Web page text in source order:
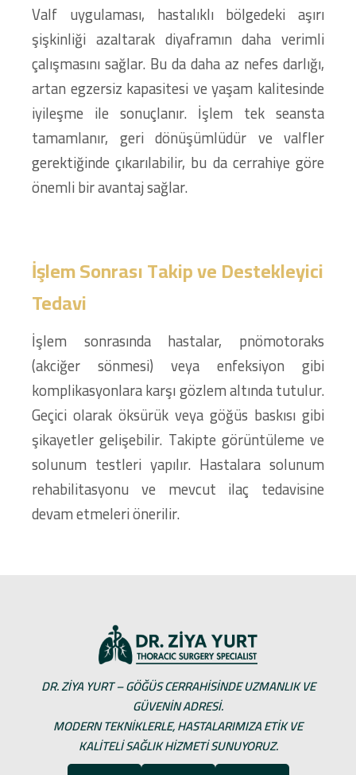
Valf uygulaması, hastalıklı bölgedeki aşırı
şişkinliği azaltarak diyaframın daha verimli
çalışmasını sağlar. Bu da daha az nefes darlığı,
artan egzersiz kapasitesi ve yaşam kalitesinde
iyileşme ile sonuçlanır. İşlem tek seansta
tamamlanır, geri dönüşümlüdür ve valfler
gerektiğinde çıkarılabilir, bu da cerrahiye göre
önemli bir avantaj sağlar.
İşlem Sonrası Takip ve Destekleyici
Tedavi
İşlem sonrasında hastalar, pnömotoraks
(akciğer sönmesi) veya enfeksiyon gibi
komplikasyonlara karşı gözlem altında tutulur.
Geçici olarak öksürük veya göğüs baskısı gibi
şikayetler gelişebilir. Takipte görüntüleme ve
solunum testleri yapılır. Hastalara solunum
rehabilitasyonu ve mevcut ilaç tedavisine
devam etmeleri önerilir.
DR. ZIYA YURT – GÖĞÜS CERRAHISINDE UZMANLIK VE
GÜVENIN ADRESI.
MODERN TEKNIKLERLE, HASTALARIMIZA ETIK VE
KALITELI SAĞLIK HIZMETI SUNUYORUZ.